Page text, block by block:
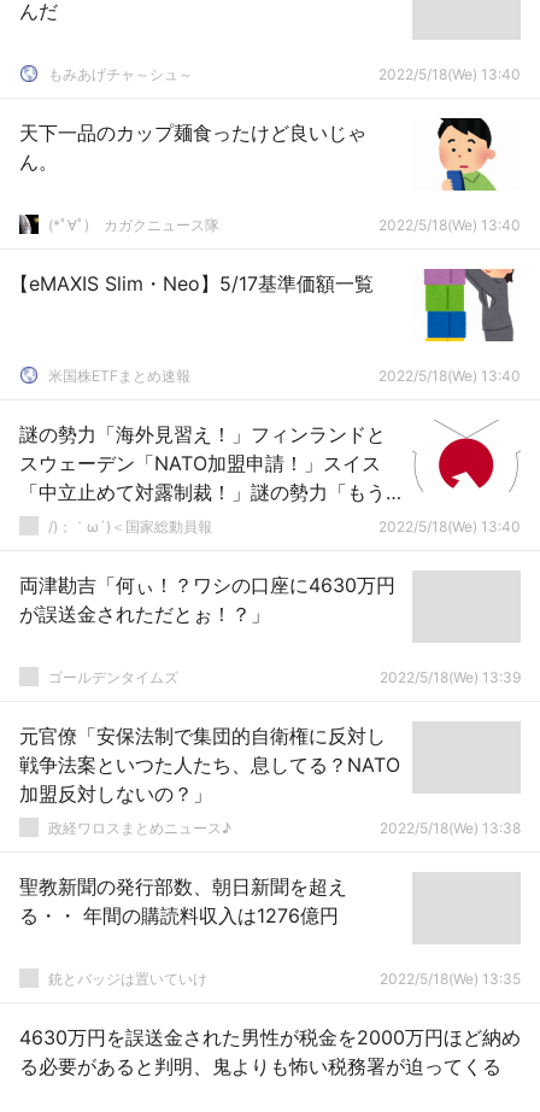
んだ
もみあげチャ～シュ～ 2022/5/18(We) 13:40
天下一品のカップ麺食ったけど良いじゃ
ん。
(*ﾟ∀ﾟ)ゞカガクニュース隊 2022/5/18(We) 13:40
【eMAXIS Slim・Neo】5/17基準価額一覧
米国株ETFまとめ速報 2022/5/18(We) 13:40
謎の勢力「海外見習え！」フィンランドと
スウェーデン「NATO加盟申請！」スイス
「中立止めて対露制裁！」謎の勢力「もう
見習うべき国ない（血涙」ドイツ「軍事費
/)；｀ω´)＜国家総動員報 2022/5/18(We) 13:40
両津勘吉「何ぃ！？ワシの口座に4630万円
が誤送金されただとぉ！？」
ゴールデンタイムズ 2022/5/18(We) 13:39
元官僚「安保法制で集団的自衛権に反対し
戦争法案といつた人たち、息してる？NATO
加盟反対しないの？」
政経ワロスまとめニュース♪ 2022/5/18(We) 13:38
聖教新聞の発行部数、朝日新聞を超え
る・・ 年間の購読料収入は1276億円
銃とバッジは置いていけ 2022/5/18(We) 13:35
4630万円を誤送金された男性が税金を2000万円ほど納め
る必要があると判明、鬼よりも怖い税務署が迫ってくる